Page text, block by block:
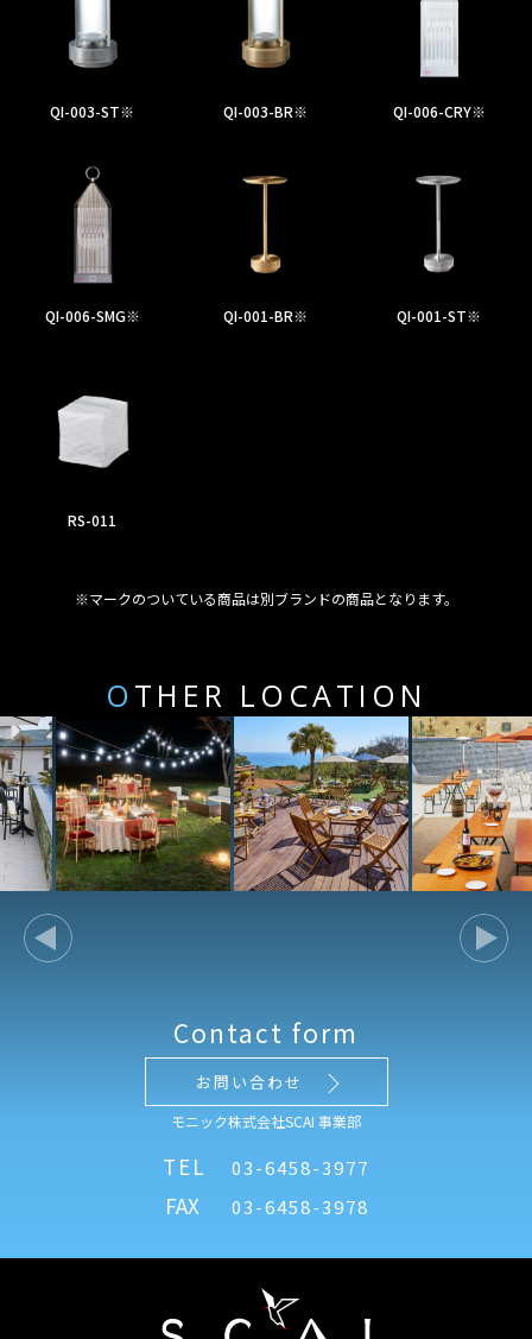
QI-003-ST※ QI-003-BR※ QI-006-CRY※
QI-006-SMG※ QI-001-BR※ QI-001-ST※
RS-011
※マークのついている商品は別ブランドの商品となります。
O THER LOCATION
Contact form
お問い合わせ
モニック株式会社SCAI 事業部
TEL 03-6458-3977
FAX 03-6458-3978